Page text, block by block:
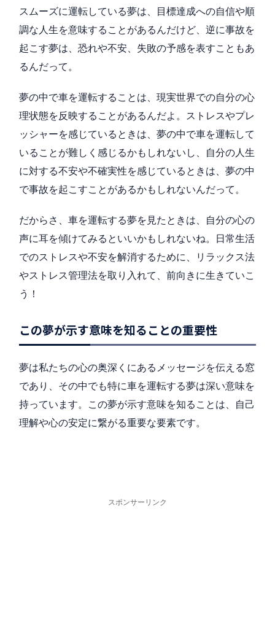
スムーズに運転している夢は、目標達成への自信や順
調な人生を意味することがあるんだけど、逆に事故を
起こす夢は、恐れや不安、失敗の予感を表すこともあ
るんだって。
夢の中で車を運転することは、現実世界での自分の心
理状態を反映することがあるんだよ。ストレスやプレ
ッシャーを感じているときは、夢の中で車を運転して
いることが難しく感じるかもしれないし、自分の人生
に対する不安や不確実性を感じているときは、夢の中
で事故を起こすことがあるかもしれないんだって。
だからさ、車を運転する夢を見たときは、自分の心の
声に耳を傾けてみるといいかもしれないね。日常生活
でのストレスや不安を解消するために、リラックス法
やストレス管理法を取り入れて、前向きに生きていこ
う！
この夢が示す意味を知ることの重要性
夢は私たちの心の奥深くにあるメッセージを伝える窓
であり、その中でも特に車を運転する夢は深い意味を
持っています。この夢が示す意味を知ることは、自己
理解や心の安定に繋がる重要な要素です。
スポンサーリンク